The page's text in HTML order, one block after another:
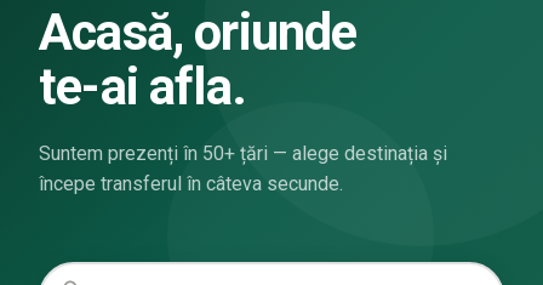
Acasă, oriunde
te-ai afla.
Suntem prezenți în 50+ țări — alege destinația și
începe transferul în câteva secunde.